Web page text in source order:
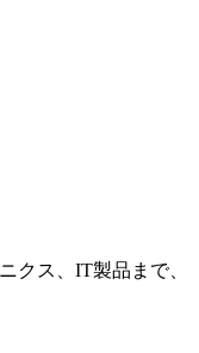
クス、IT製品まで、